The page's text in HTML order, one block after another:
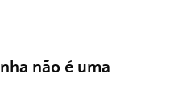
não é uma